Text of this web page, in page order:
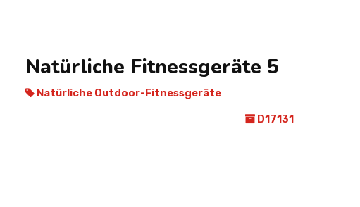
Natürliche Fitnessgeräte 5
Natürliche Outdoor-Fitnessgeräte
D17131